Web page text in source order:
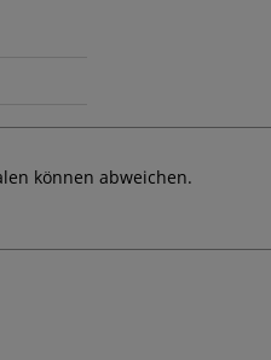
können abweichen.